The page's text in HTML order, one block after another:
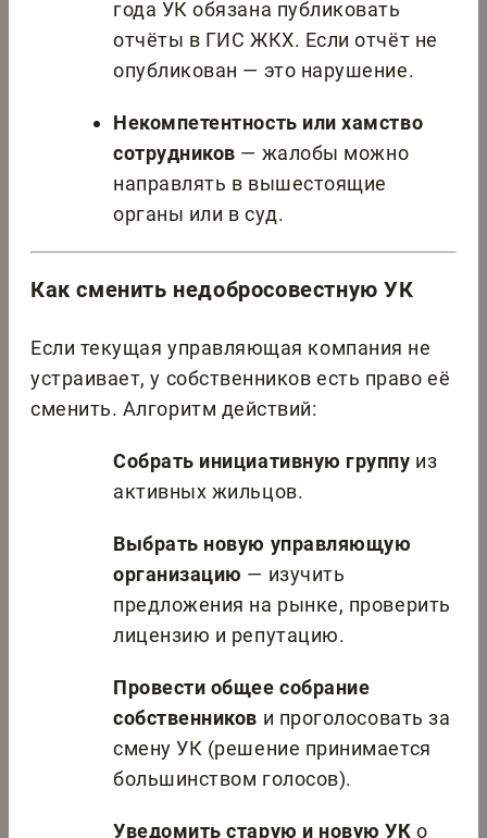
года УК обязана публиковать
отчёты в ГИС ЖКХ. Если отчёт не
опубликован — это нарушение.
Некомпетентность или хамство
сотрудников — жалобы можно
направлять в вышестоящие
органы или в суд.
Как сменить недобросовестную УК
Если текущая управляющая компания не
устраивает, у собственников есть право её
сменить. Алгоритм действий:
Собрать инициативную группу из
активных жильцов.
Выбрать новую управляющую
организацию — изучить
предложения на рынке, проверить
лицензию и репутацию.
Провести общее собрание
собственников и проголосовать за
смену УК (решение принимается
большинством голосов).
Уведомить старую и новую УК о